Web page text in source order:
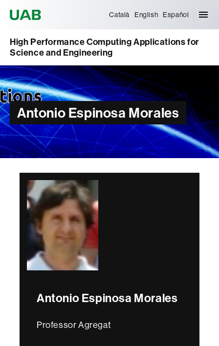
Català English Español
High Performance Computing Applications for
Science and Engineering
Antonio Espinosa Morales
Antonio Espinosa Morales
Professor Agregat